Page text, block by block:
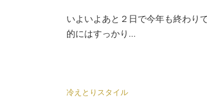
いよいよあと２日で今年も終わり
的にはすっかり...
冷えとりスタイル